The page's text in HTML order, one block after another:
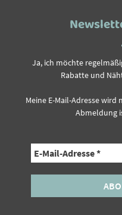
Ja, ich möchte
Rabatte und
Meine E-Mail-Adresse
Abmeldung